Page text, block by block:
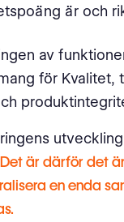
är och
av
för Kvalitet,
utveckling
är därför det
en enda